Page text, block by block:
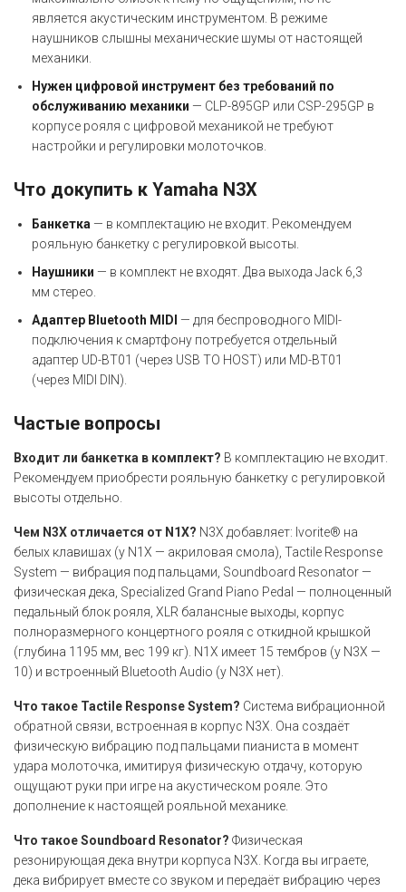
является акустическим инструментом. В режиме
наушников слышны механические шумы от настоящей
механики.
Нужен цифровой инструмент без требований по
обслуживанию механики — CLP-895GP или CSP-295GP в
корпусе рояля с цифровой механикой не требуют
настройки и регулировки молоточков.
Что докупить к Yamaha N3X
Банкетка — в комплектацию не входит. Рекомендуем
рояльную банкетку с регулировкой высоты.
Наушники — в комплект не входят. Два выхода Jack 6,3
мм стерео.
Адаптер Bluetooth MIDI — для беспроводного MIDI-
подключения к смартфону потребуется отдельный
адаптер UD-BT01 (через USB TO HOST) или MD-BT01
(через MIDI DIN).
Частые вопросы
Входит ли банкетка в комплект? В комплектацию не входит.
Рекомендуем приобрести рояльную банкетку с регулировкой
высоты отдельно.
Чем N3X отличается от N1X? N3X добавляет: Ivorite® на
белых клавишах (у N1X — акриловая смола), Tactile Response
System — вибрация под пальцами, Soundboard Resonator —
физическая дека, Specialized Grand Piano Pedal — полноценный
педальный блок рояля, XLR балансные выходы, корпус
полноразмерного концертного рояля с откидной крышкой
(глубина 1195 мм, вес 199 кг). N1X имеет 15 тембров (у N3X —
10) и встроенный Bluetooth Audio (у N3X нет).
Что такое Tactile Response System? Система вибрационной
обратной связи, встроенная в корпус N3X. Она создаёт
физическую вибрацию под пальцами пианиста в момент
удара молоточка, имитируя физическую отдачу, которую
ощущают руки при игре на акустическом рояле. Это
дополнение к настоящей рояльной механике.
Что такое Soundboard Resonator? Физическая
резонирующая дека внутри корпуса N3X. Когда вы играете,
дека вибрирует вместе со звуком и передаёт вибрацию через